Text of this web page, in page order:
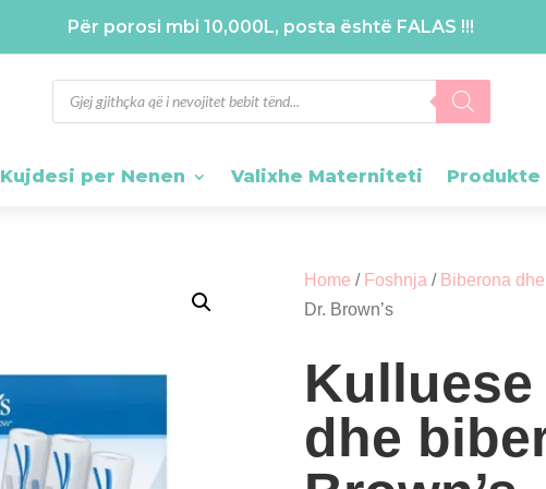
Për porosi mbi 10,000L, posta është FALAS !!!
Products
search
Kujdesi per Nenen Valixhe Materniteti Produkte
Home / Foshnja / Biberona
Dr. Brown’s
dhe